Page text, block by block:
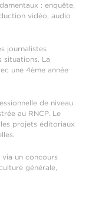
: enquête,
vidéo, audio
journalistes
situations. La
une 4ème année
de niveau
au RNCP. Le
projets éditoriaux
via un concours
générale,